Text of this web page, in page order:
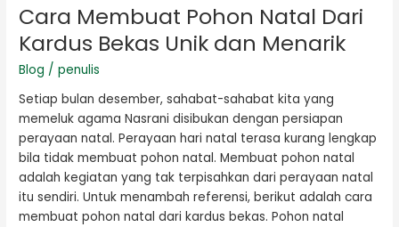
Cara Membuat Pohon Natal Dari
Kardus Bekas Unik dan Menarik
Blog /penulis
Setiap bulan desember, sahabat-sahabat kita yang
memeluk agama Nasrani disibukan dengan persiapan
perayaan natal. Perayaan hari natal terasa kurang lengkap
bila tidak membuat pohon natal. Membuat pohon natal
adalah kegiatan yang tak terpisahkan dari perayaan natal
itu sendiri. Untuk menambah referensi, berikut adalah cara
membuat pohon natal dari kardus bekas. Pohon natal
Natal
Dari
Kardus
Bekas
Unik